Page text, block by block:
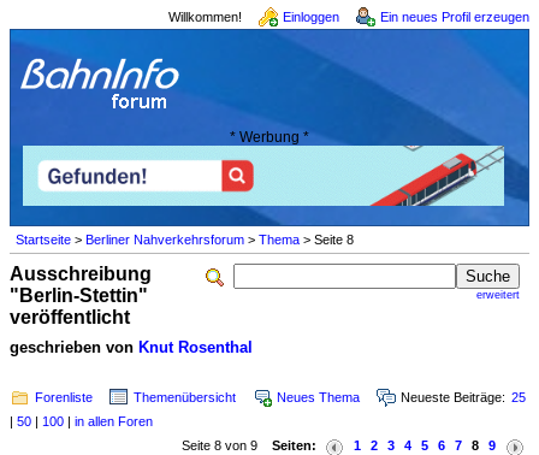
Willkommen! Einloggen Ein neues Profil erzeugen
* Werbung *
Startseite > Berliner Nahverkehrsforum > Thema > Seite 8
erweitert
Ausschreibung
"Berlin-Stettin"
veröffentlicht
geschrieben von Knut Rosenthal
Forenliste Themenübersicht Neues Thema Neueste Beiträge: 25
| 50 | 100 | in allen Foren
Seite 8 von 9 Seiten: 1 2 3 4 5 6 7 8 9